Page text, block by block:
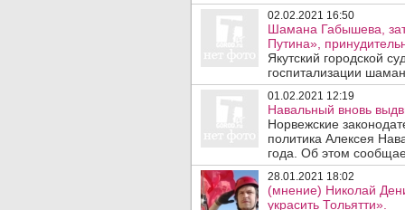
02.02.2021 16:50
Шамана Габышева,
Путина»,
Якутский городской
госпитализации
01.02.2021 12:19
Навальный вновь
Норвежские
политика Алексея
года. Об этом
28.01.2021 18:02
(мнение) Николай
украсить Тольятти».